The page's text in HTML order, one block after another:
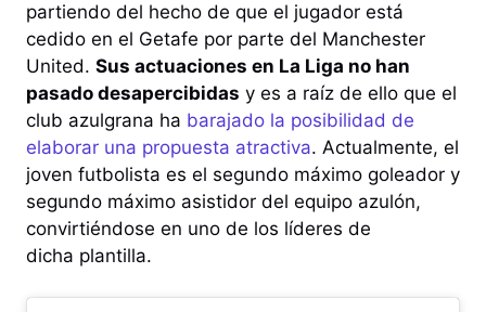
partiendo del hecho de que el jugador está
cedido en el Getafe por parte del Manchester
United. Sus actuaciones en La Liga no han
pasado desapercibidas y es a raíz de ello que el
club azulgrana ha barajado la posibilidad de
elaborar una propuesta atractiva. Actualmente, el
joven futbolista es el segundo máximo goleador y
segundo máximo asistidor del equipo azulón,
convirtiéndose en uno de los líderes de
dicha plantilla.